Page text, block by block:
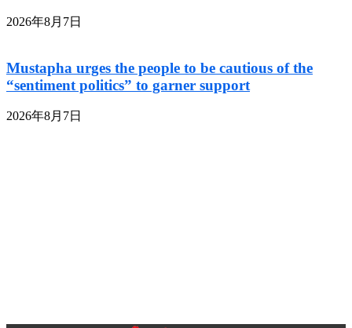
2026年8月7日
Mustapha urges the people to be cautious of the
“sentiment politics” to garner support
2026年8月7日